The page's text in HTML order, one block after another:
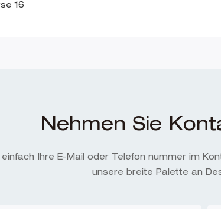
Nehmen Sie
einfach Ihre E-Mail oder Telefon nummer im
unsere breite Palette an